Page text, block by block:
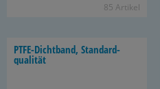
85 Ar­ti­kel
PTFE-​Dichtband, Stan­dard­
qua­li­tät